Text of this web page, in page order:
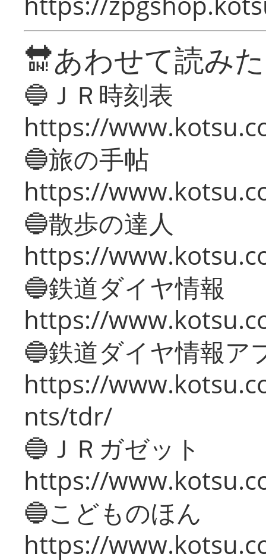
🔛あわせて読み
🔵ＪＲ時刻表
https://
🔵旅の手帖
https://
🔵散歩の達人
https://
🔵鉄道ダイヤ情報
https://
🔵鉄道ダイヤ情報ア
https://
nts/tdr/
🔵ＪＲガゼット
https://
🔵こどものほん
https://